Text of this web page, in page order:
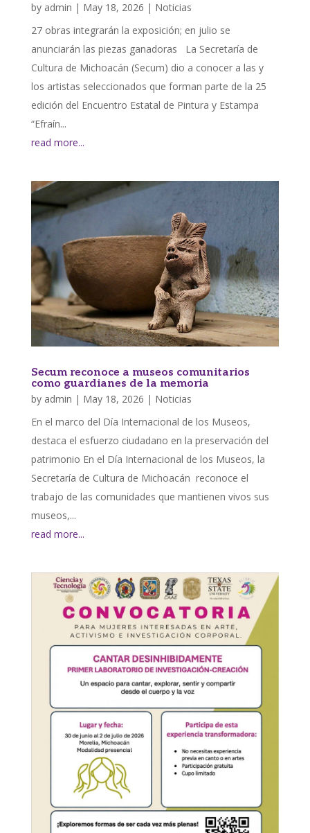
by admin | May 18, 2026 | Noticias
27 obras integrarán la exposición; en julio se
anunciarán las piezas ganadoras La Secretaría de
Cultura de Michoacán (Secum) dio a conocer a las y
los artistas seleccionados que forman parte de la 25
edición del Encuentro Estatal de Pintura y Estampa
“Efraín...
read more...
Secum reconoce a museos comunitarios
como guardianes de la memoria
by admin | May 18, 2026 | Noticias
En el marco del Día Internacional de los Museos,
destaca el esfuerzo ciudadano en la preservación del
patrimonio En el Día Internacional de los Museos, la
Secretaría de Cultura de Michoacán reconoce el
trabajo de las comunidades que mantienen vivos sus
museos,...
read more...